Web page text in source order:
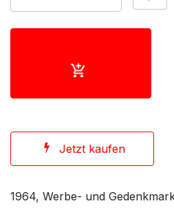
Jetzt kaufen
1964, Werbe- und